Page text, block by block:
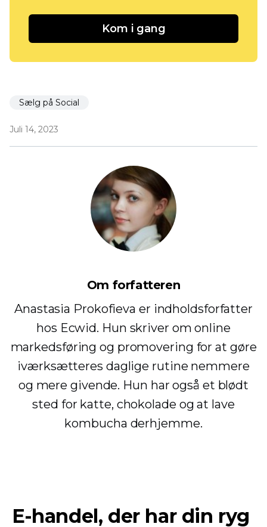
Kom i gang
Sælg på Social
Juli 14, 2023
Om forfatteren
Anastasia Prokofieva er indholdsforfatter
hos Ecwid. Hun skriver om online
markedsføring og promovering for at gøre
iværksætteres daglige rutine nemmere
og mere givende. Hun har også et blødt
sted for katte, chokolade og at lave
kombucha derhjemme.
E-handel, der har din ryg